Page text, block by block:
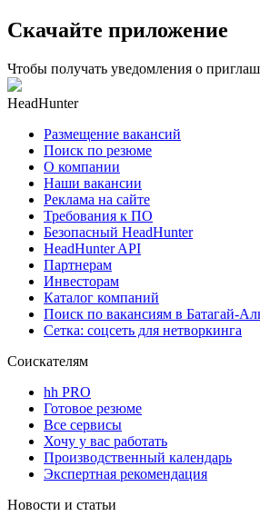
Скачайте приложение
Чтобы получать уведомления о
HeadHunter
Размещение вакансий
Поиск по резюме
О компании
Наши вакансии
Реклама на сайте
Требования к ПО
Безопасный HeadHunter
HeadHunter API
Партнерам
Инвесторам
Каталог компаний
Поиск по вакансиям в Батагай-
Сетка: соцсеть для нетворкинга
Соискателям
hh PRO
Готовое резюме
Все сервисы
Хочу у вас работать
Производственный календарь
Экспертная рекомендация
Новости и статьи